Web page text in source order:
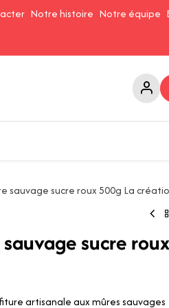
Notre histoire Notre équipe
sauvage sucre roux 500g La
sucre roux
artisanale aux mûres sauvages